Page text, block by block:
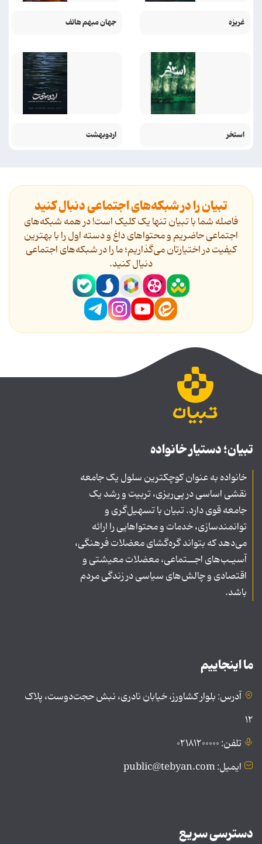
غریزه جهان مبهم هاتف
استخر اردوبهشت
تبیان را در شبکه‌های اجتماعی دنبال کنید
فاصله شما با تبیان تنها یک کلیک است! در همه شبکه‌های
اجتماعی حاضریم و محتواهای داغ و دسته اول را با بهترین
کیفیت در اختیارتان می‌گذاریم؛ ما را در شبکه‌های اجتماعی
دنیال کنید.
تبیان؛ دستیار خانواده
خانواده به عنوان کوچکترین سلول یک جامعه
نقشی اساسی در پی‌ریزی، تربیت و رشد یک
جامعه قوی دارد. تبیان با تسهیل‌گری و
توانمندسازی، خدمات و محتواهایی را ارائه
می‌دهد که بتواند گره‌گشای معضلات فرهنگی،
آسیـب‌های اجــتماعی، معضلات معیشتی و
اقتصادی و چالش‌های سیاسی در زندگی مردم
باشد.
ما اینجاییم
آدرس: بلوار کشاورز، خیابان نادری، نبش حجت‌دوست، پلاک
۱۲
تلفن: ۰۲۱۸۱۲۰۰۰۰۰
ایمیل: public@tebyan.com
دسترسی سریع